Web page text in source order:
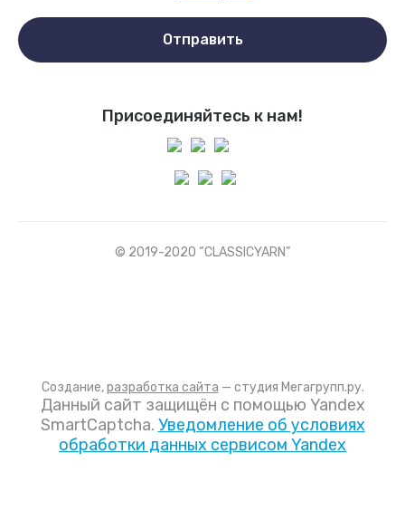
Присоединяйтесь к нам!
Отправить
© 2019-2020 “CLASSICYARN”
Создание,разработка сайта — студия Мегагрупп.ру.
Данный сайт защищён с помощью Yandex
SmartCaptcha. Уведомление об условиях
обработки данных сервисом Yandex